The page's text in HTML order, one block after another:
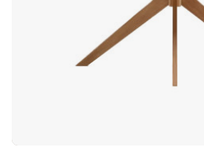
een lange levensduur. Tijdloos